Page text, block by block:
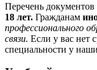
Перечень
18 лет. Гражданам
профессионального
связи. Если у вас нет
специальности у